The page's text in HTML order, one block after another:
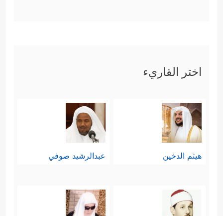
اختر القاريء
هيثم الدخين عبدالرشيد صوفي